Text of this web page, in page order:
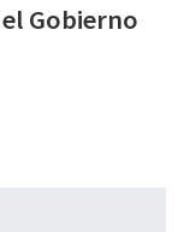
Gobierno